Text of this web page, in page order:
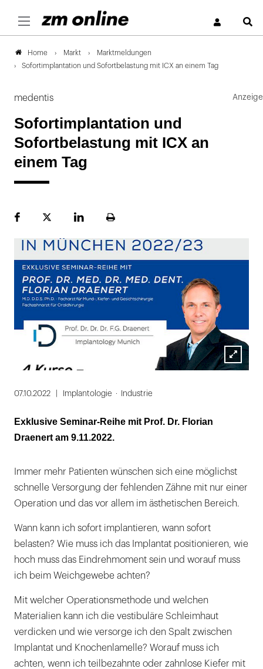
Home Markt
Marktmeldungen
Sofortimplantation und Sofortbelastung mit ICX an einem Tag
medentis
Sofortimplantation und
Sofortbelastung mit ICX an
einem Tag
FacebookPlattformLinekdInSeite
Lightbox
07.10.2022 Implantologie Industrie
Exklusive Seminar-Reihe mit Prof. Dr. Florian
Draenert am 9.11.2022.
Immer mehr Patienten wünschen sich eine möglichst
schnelle Versorgung der fehlenden Zähne mit nur einer
Operation und das vor allem im ästhetischen Bereich.
Wann kann ich sofort implantieren, wann sofort
belasten? Wie muss ich das Implantat positionieren, wie
hoch muss das Eindrehmoment sein und worauf muss
ich beim Weichgewebe achten?
Mit welcher Operationsmethode und welchen
Materialien kann ich die vestibuläre Schleimhaut
verdicken und wie versorge ich den Spalt zwischen
Implantat und Knochenlamelle? Worauf muss ich
achten, wenn ich teilbezahnte oder zahnlose Kiefer mit